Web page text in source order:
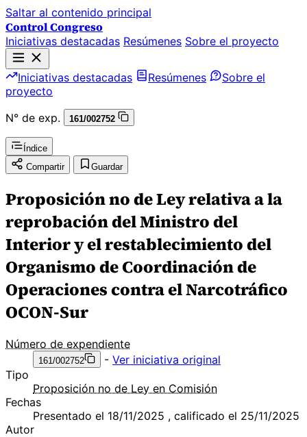
Saltar al contenido principal
Control Congreso
Iniciativas destacadas Resúmenes Sobre el proyecto
Iniciativas destacadas Resúmenes
Sobre el
proyecto
N° de exp.
161/002752
Índice
Compartir
Guardar
Proposición no de Ley relativa a la
reprobación del Ministro del
Interior y el restablecimiento del
Organismo de Coordinación de
Operaciones contra el Narcotráfico
OCON-Sur
Número de expendiente
161/002752 - Ver iniciativa original
Tipo
Proposición no de Ley en Comisión
Fechas
Presentado el 18/11/2025 , calificado el 25/11/2025
Autor